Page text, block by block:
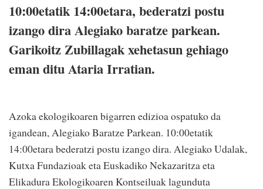
10:00etatik 14:00etara, bederatzi postu
izango dira Alegiako baratze parkean.
Garikoitz Zubillagak xehetasun gehiago
eman ditu Ataria Irratian.
Azoka ekologikoaren bigarren edizioa ospatuko da
igandean, Alegiako Baratze Parkean. 10:00etatik
14:00etara bederatzi postu izango dira. Alegiako Udalak,
Kutxa Fundazioak eta Euskadiko Nekazaritza eta
Elikadura Ekologikoaren Kontseiluak lagunduta